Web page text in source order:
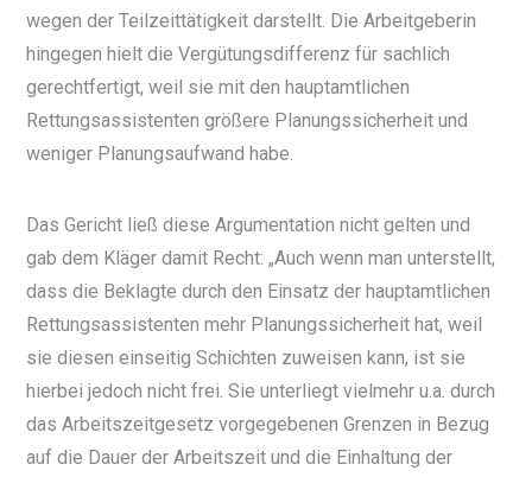
wegen der Teilzeittätigkeit darstellt. Die Arbeitgeberin
hingegen hielt die Vergütungsdifferenz für sachlich
gerechtfertigt, weil sie mit den hauptamtlichen
Rettungsassistenten größere Planungssicherheit und
weniger Planungsaufwand habe.
Das Gericht ließ diese Argumentation nicht gelten und
gab dem Kläger damit Recht: „Auch wenn man unterstellt,
dass die Beklagte durch den Einsatz der hauptamtlichen
Rettungsassistenten mehr Planungssicherheit hat, weil
sie diesen einseitig Schichten zuweisen kann, ist sie
hierbei jedoch nicht frei. Sie unterliegt vielmehr u.a. durch
das Arbeitszeitgesetz vorgegebenen Grenzen in Bezug
auf die Dauer der Arbeitszeit und die Einhaltung der